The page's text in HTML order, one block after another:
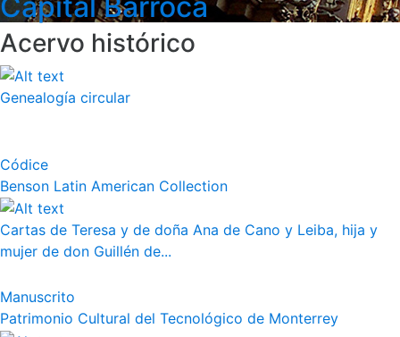
Acervo histórico
Genealogía circular
Códice
Benson Latin American Collection
Cartas de Teresa y de doña Ana de Cano y Leiba, hija y
mujer de don Guillén de...
Manuscrito
Patrimonio Cultural del Tecnológico de Monterrey